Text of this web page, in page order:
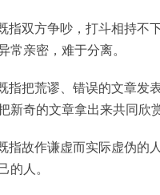
指双方争吵，打斗相持不
常亲密，难于分离。
指把荒谬、错误的文章发
新奇的文章拿出来共同欣赏
指故作谦虚而实际虚伪的
的人。